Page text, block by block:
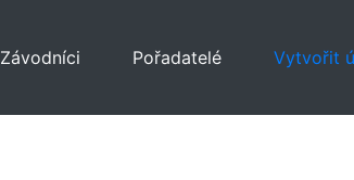
Závodníci Pořadatelé Vytvořit